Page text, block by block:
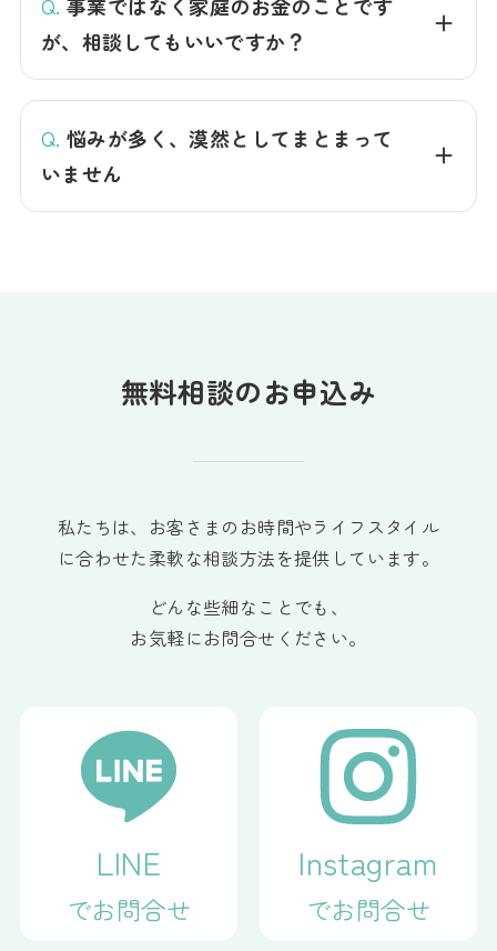
が、相談してもいいですか？
Q. 悩みが多く、漠然としてまとまって
いません
無料相談のお申込み
私たちは、お客さまのお時間やライフスタイル
に合わせた柔軟な相談方法を提供しています。
どんな些細なことでも、
お気軽にお問合せください。
LINE
でお問合せ
Instagram
でお問合せ